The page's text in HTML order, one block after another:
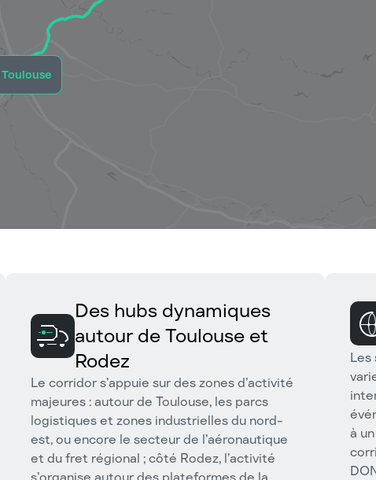
Toulouse
Des hubs dynamiques
autour de Toulouse et
Rodez
Le corridor s’appuie sur des zones d’activité
majeures : autour de Toulouse, les parcs
logistiques et zones industrielles du nord-
est, ou encore le secteur de l’aéronautique
et du fret régional ; côté Rodez, l’activité
Les
à